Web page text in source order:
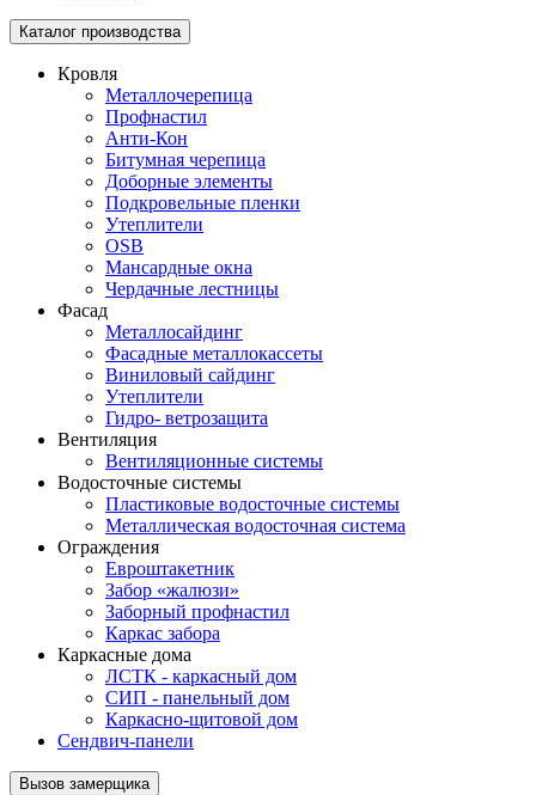
Toggle
navigation
Каталог производства
Кровля
Металлочерепица
Профнастил
Анти-Кон
Битумная черепица
Доборные элементы
Подкровельные пленки
Утеплители
OSB
Мансардные окна
Чердачные лестницы
Фасад
Металлосайдинг
Фасадные металлокассеты
Виниловый сайдинг
Утеплители
Гидро- ветрозащита
Вентиляция
Вентиляционные системы
Водосточные системы
Пластиковые водосточные системы
Металлическая водосточная система
Ограждения
Евроштакетник
Забор «жалюзи»
Заборный профнастил
Каркас забора
Каркасные дома
ЛСТК - каркасный дом
СИП - панельный дом
Каркасно-щитовой дом
Сендвич-панели
Вызов замерщика